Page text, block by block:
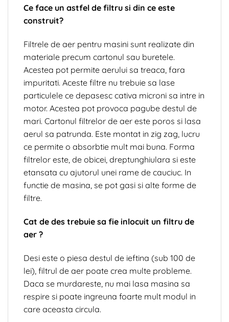
Ce face un astfel de filtru si din ce este
construit?
Filtrele de aer pentru masini sunt realizate din
materiale precum cartonul sau buretele.
Acestea pot permite aerului sa treaca, fara
impuritati. Aceste filtre nu trebuie sa lase
particulele ce depasesc cativa microni sa intre in
motor. Acestea pot provoca pagube destul de
mari. Cartonul filtrelor de aer este poros si lasa
aerul sa patrunda. Este montat in zig zag, lucru
ce permite o absorbtie mult mai buna. Forma
filtrelor este, de obicei, dreptunghiulara si este
etansata cu ajutorul unei rame de cauciuc. In
functie de masina, se pot gasi si alte forme de
filtre.
Cat de des trebuie sa fie inlocuit un filtru de
aer ?
Desi este o piesa destul de ieftina (sub 100 de
lei), filtrul de aer poate crea multe probleme.
Daca se murdareste, nu mai lasa masina sa
respire si poate ingreuna foarte mult modul in
care aceasta circula.